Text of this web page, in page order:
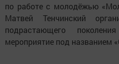
по работе с молодёжью
Матвей Тенчинский
подрастающего
мероприятие под названием